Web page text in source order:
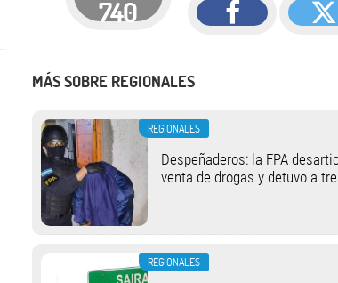
740
MÁS SOBRE REGIONALES
REGIONALES
Despeñaderos: la FPA
venta de drogas y detuvo a
REGIONALES